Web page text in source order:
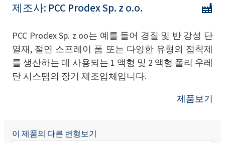
제조사: PCC Prodex Sp. z o.o.
PCC Prodex Sp. z oo는 예를 들어 경질 및 반 강성 단
열재, 절연 스프레이 폼 또는 다양한 유형의 접착제
를 생산하는 데 사용되는 1 액형 및 2 액형 폴리 우레
탄 시스템의 장기 제조업체입니다.
제품보기
이 제품의 다른 변형보기